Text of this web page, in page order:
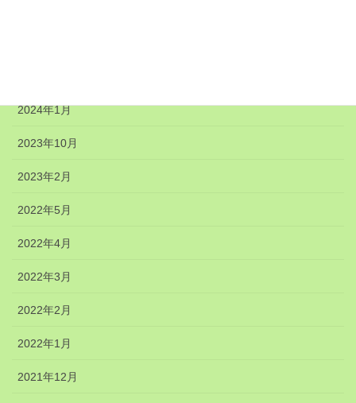
2024年1月
2023年10月
2023年2月
2022年5月
2022年4月
2022年3月
2022年2月
2022年1月
2021年12月